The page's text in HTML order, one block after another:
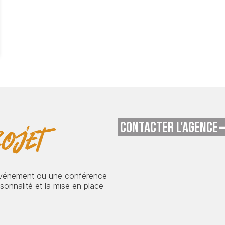
ou une conférence
et la mise en place
CONTACTER L'AGENCE